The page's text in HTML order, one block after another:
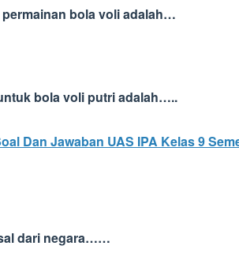
bola voli adalah…
bola voli putri adalah…..
Dan Jawaban UAS IPA Kelas 9
dari negara……